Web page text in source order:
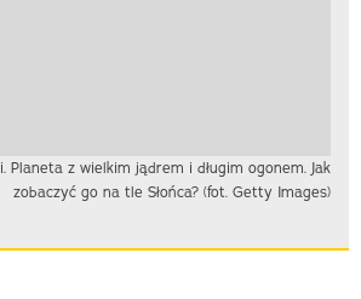
Planeta z wielkim jądrem i długim ogonem. Jak
zobaczyć go na tle Słońca? (fot. Getty Images)